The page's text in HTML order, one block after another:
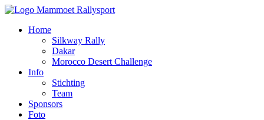
Home
Silkway Rally
Dakar
Morocco Desert Challenge
Info
Stichting
Team
Sponsors
Foto